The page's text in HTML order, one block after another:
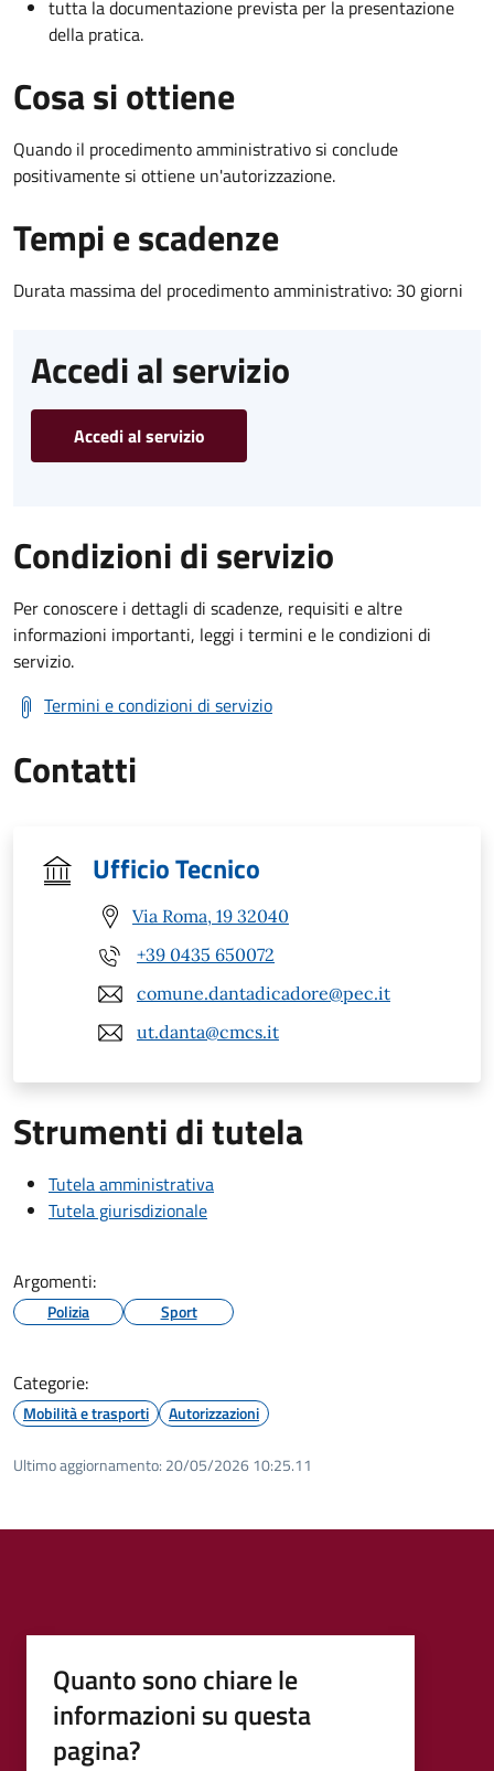
tutta la documentazione prevista per la presentazione
della pratica.
Cosa si ottiene
Quando il procedimento amministrativo si conclude
positivamente si ottiene un'autorizzazione.
Tempi e scadenze
Durata massima del procedimento amministrativo: 30 giorni
Accedi al servizio
Accedi al servizio
Condizioni di servizio
Per conoscere i dettagli di scadenze, requisiti e altre
informazioni importanti, leggi i termini e le condizioni di
servizio.
Termini e condizioni di servizio
Contatti
Ufficio Tecnico
Via Roma, 19 32040
+39 0435 650072
comune.dantadicadore@pec.it
ut.danta@cmcs.it
Strumenti di tutela
Tutela amministrativa
Tutela giurisdizionale
Argomenti:
Polizia Sport
Categorie:
Mobilità e trasporti Autorizzazioni
Ultimo aggiornamento: 20/05/2026 10:25.11
Quanto sono chiare le
informazioni su questa
pagina?